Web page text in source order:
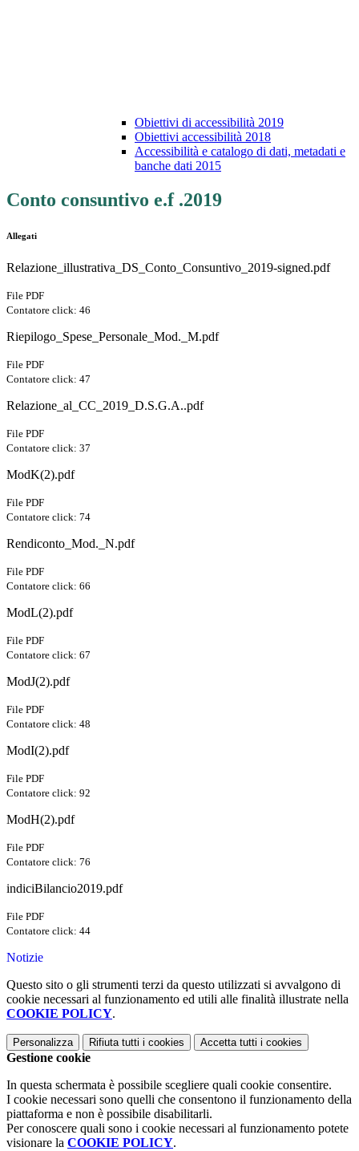
Obiettivi di accessibilità 2019
Obiettivi accessibilità 2018
Accessibilità e catalogo di dati, metadati e
banche dati 2015
Conto consuntivo e.f .2019
Allegati
Relazione_illustrativa_DS_Conto_Consuntivo_2019-signed.pdf
File PDF
Contatore click: 46
Riepilogo_Spese_Personale_Mod._M.pdf
File PDF
Contatore click: 47
Relazione_al_CC_2019_D.S.G.A..pdf
File PDF
Contatore click: 37
ModK(2).pdf
File PDF
Contatore click: 74
Rendiconto_Mod._N.pdf
File PDF
Contatore click: 66
ModL(2).pdf
File PDF
Contatore click: 67
ModJ(2).pdf
File PDF
Contatore click: 48
ModI(2).pdf
File PDF
Contatore click: 92
ModH(2).pdf
File PDF
Contatore click: 76
indiciBilancio2019.pdf
File PDF
Contatore click: 44
Notizie
Questo sito o gli strumenti terzi da questo utilizzati si avvalgono di
cookie necessari al funzionamento ed utili alle finalità illustrate nella
COOKIE POLICY.
Personalizza Rifiuta tutti i cookies Accetta tutti i cookies
Gestione cookie
In questa schermata è possibile scegliere quali cookie consentire.
I cookie necessari sono quelli che consentono il funzionamento della
piattaforma e non è possibile disabilitarli.
Per conoscere quali sono i cookie necessari al funzionamento potete
visionare la COOKIE POLICY.